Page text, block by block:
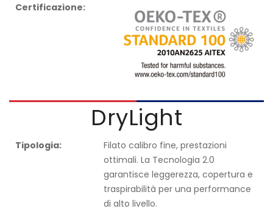
Certificazione:
DryLight
Tipologia:
Filato calibro fine, prestazioni
ottimali. La Tecnologia 2.0
garantisce leggerezza, copertura e
traspirabilità per una performance
di alto livello.